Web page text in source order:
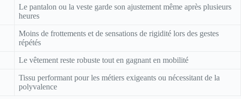
Le pantalon ou la veste garde son ajustement même après plusieurs
heures
Moins de frottements et de sensations de rigidité lors des gestes
répétés
Le vêtement reste robuste tout en gagnant en mobilité
Tissu performant pour les métiers exigeants ou nécessitant de la
polyvalence